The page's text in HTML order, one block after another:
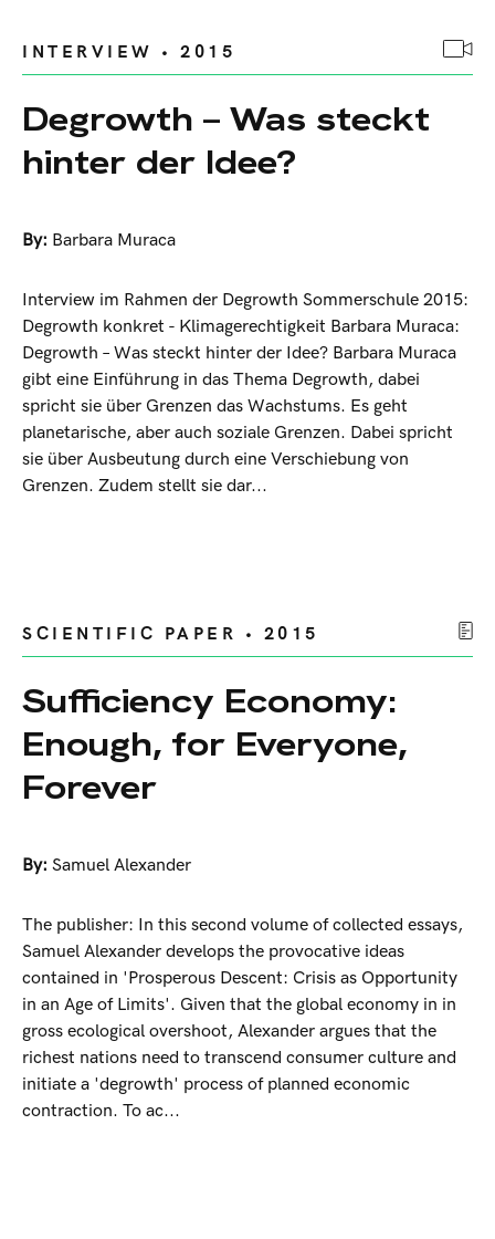
INTERVIEW • 2015
Degrowth – Was steckt
hinter der Idee?
By: Barbara Muraca
Interview im Rahmen der Degrowth Sommerschule 2015:
Degrowth konkret - Klimagerechtigkeit Barbara Muraca:
Degrowth – Was steckt hinter der Idee? Barbara Muraca
gibt eine Einführung in das Thema Degrowth, dabei
spricht sie über Grenzen das Wachstums. Es geht
planetarische, aber auch soziale Grenzen. Dabei spricht
sie über Ausbeutung durch eine Verschiebung von
Grenzen. Zudem stellt sie dar...
SCIENTIFIC PAPER • 2015
Sufficiency Economy:
Enough, for Everyone,
Forever
By: Samuel Alexander
The publisher: In this second volume of collected essays,
Samuel Alexander develops the provocative ideas
contained in 'Prosperous Descent: Crisis as Opportunity
in an Age of Limits'. Given that the global economy in in
gross ecological overshoot, Alexander argues that the
richest nations need to transcend consumer culture and
initiate a 'degrowth' process of planned economic
contraction. To ac...